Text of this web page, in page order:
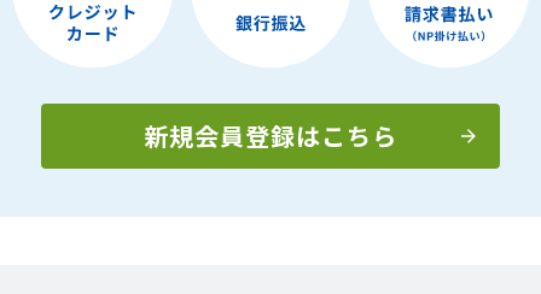
新規会員登録はこちら